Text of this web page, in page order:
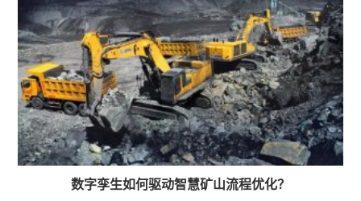
数字孪生如何驱动智慧矿山流程优化？